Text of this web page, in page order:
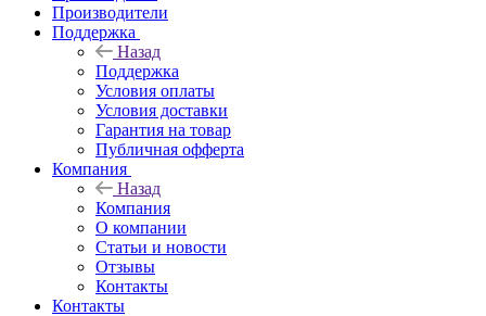
Производители
Поддержка
Назад
Поддержка
Условия оплаты
Условия доставки
Гарантия на товар
Публичная офферта
Компания
Назад
Компания
О компании
Статьи и новости
Отзывы
Контакты
Контакты